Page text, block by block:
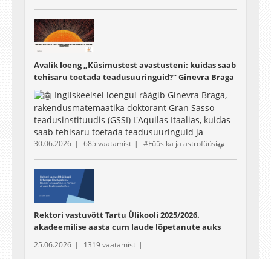
evaluation.
The 2025 intake students had the opportunity to
record their work during one of the laboratory
sessions, which are presented in the following
video.
Avalik loeng „Küsimustest avastusteni: kuidas saab
tehisaru toetada teadusuuringuid?“ Ginevra Braga
Ingliskeelsel loengul räägib Ginevra Braga,
rakendusmatemaatika doktorant Gran Sasso
teadusinstituudis (GSSI) L'Aquilas Itaalias, kuidas
saab tehisaru toetada teadusuuringuid ja
tutvustab mitmeagentset tehisarusüsteemi
DENARIO, mis on loodud teadlaste igapäevatöö
abistamiseks. Milline näeb teadlase elu tegelikult
välja ja milliste väljakutsetega seisavad teadlased
silmitsi? Vaagime ka tehisaru eetilisi tagajärgi
teaduses, sealhulgas võimalusi, piiranguid ja
vastutust, mis kaasnevad intelligentsete
süsteemide integreerimisega avastusprotsessi.
30.06.2026 685 vaatamist Füüsika ja astrofüüsika
Rektori vastuvõtt Tartu Ülikooli 2025/2026.
akadeemilise aasta cum laude lõpetanute auks
25.06.2026 1319 vaatamist